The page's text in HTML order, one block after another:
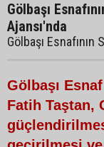
Gölbaşı
Ajansı'nda
Gölbaşı Esnafının
Gölbaşı
Fatih Taştan,